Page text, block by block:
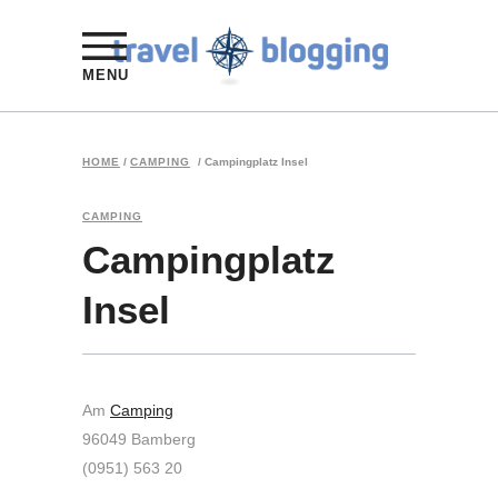
MENU
HOME / CAMPING / Campingplatz Insel
CAMPING
Campingplatz
Insel
Am Camping
96049 Bamberg
(0951) 563 20